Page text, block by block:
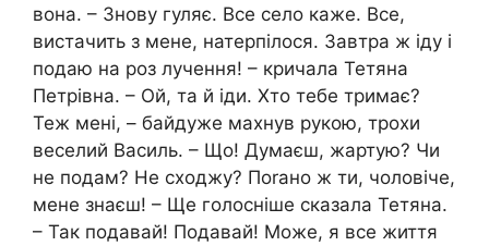
вона. – Знову гуляє. Все село каже. Все,
вистачить з мене, натерпілося. Завтра ж іду і
подаю на роз лучення! – кричала Тетяна
Петрівна. – Ой, та й іди. Хто тебе тримає?
Теж мені, – байдуже махнув рукою, трохи
веселий Василь. – Що! Думаєш, жартую? Чи
не подам? Не сходжу? Поrано ж ти, чоловіче,
мене знаєш! – Ще голосніше сказала Тетяна.
– Так подавай! Подавай! Може, я все життя